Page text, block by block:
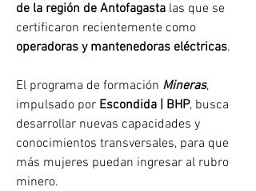
de la región de Antofagasta las que se
operadoras y mantenedoras eléctricas.
El programa de formación Mineras,
impulsado por Escondida | BHP, busca
desarrollar nuevas capacidades y
conocimientos transversales, para que
más mujeres puedan ingresar al rubro
minero.